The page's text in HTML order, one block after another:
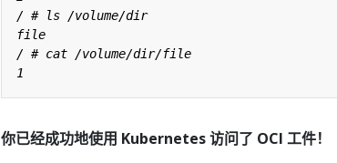
你已经成功地使用 Kubernetes 访问了 OCI 工件！